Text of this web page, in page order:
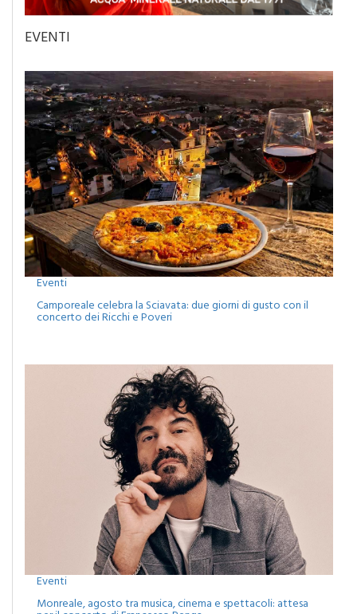
EVENTI
Eventi
Camporeale celebra la Sciavata: due giorni di gusto con il
concerto dei Ricchi e Poveri
Eventi
Monreale, agosto tra musica, cinema e spettacoli: attesa